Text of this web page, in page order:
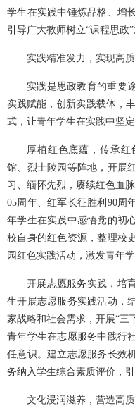
学生在实践中锤炼品格、增
引导广大教师树立“课程思政
实践精准发力，实现高
实践是思政教育的重要
实践赋能，创新实践载体，
式，让青年学生在实践中坚
厚植红色底蕴，传承
馆、烈士陵园等阵地，开展
习、缅怀先烈，赓续红色血
05周年、红军长征胜利90周
年学生在实践中感悟党的初
校自身的红色资源，整理校
园红色实践活动，激发青年
开展志愿服务实践，培
生开展志愿服务实践活动，
家战略和社会需求，开展“三
青年学生在志愿服务中践行
任意识。建立志愿服务长效
务纳入学生综合素质评价，
文化浸润滋养，营造高